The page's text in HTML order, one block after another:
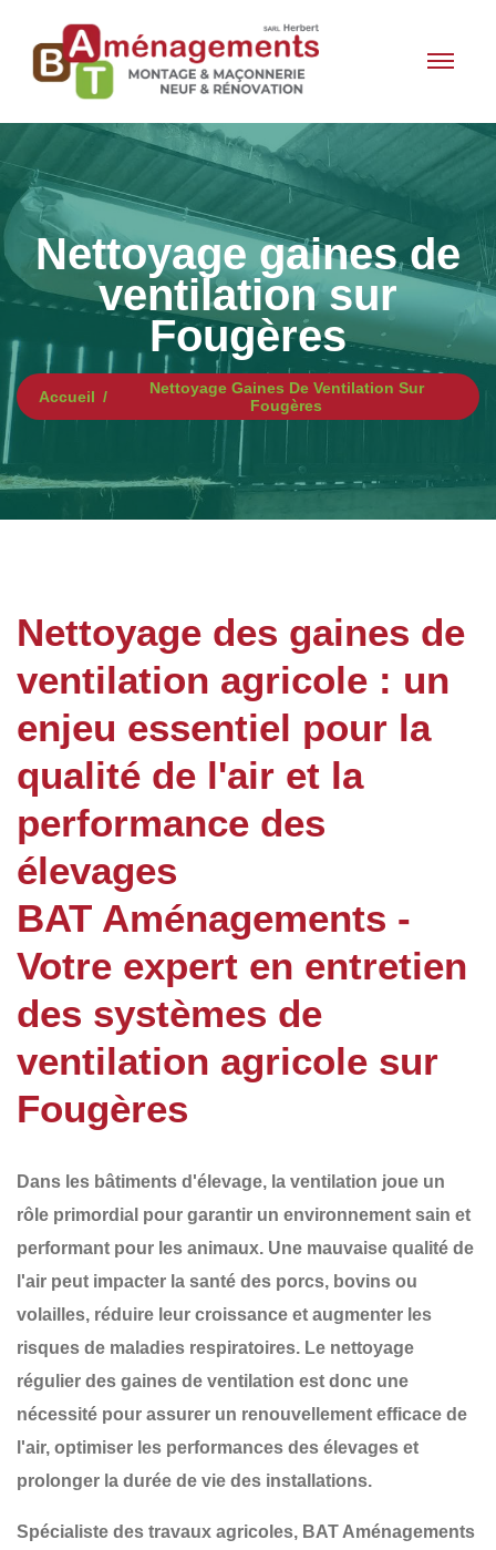
Nettoyage gaines de
ventilation sur
Fougères
Accueil
Nettoyage Gaines De Ventilation Sur
Fougères
Nettoyage des gaines de
ventilation agricole : un
enjeu essentiel pour la
qualité de l'air et la
performance des
élevages
BAT Aménagements -
Votre expert en entretien
des systèmes de
ventilation agricole sur
Fougères
Dans les bâtiments d'élevage, la ventilation joue un
rôle primordial pour garantir un environnement sain et
performant pour les animaux. Une mauvaise qualité de
l'air peut impacter la santé des porcs, bovins ou
volailles, réduire leur croissance et augmenter les
risques de maladies respiratoires. Le nettoyage
régulier des gaines de ventilation est donc une
nécessité pour assurer un renouvellement efficace de
l'air, optimiser les performances des élevages et
prolonger la durée de vie des installations.
Spécialiste des travaux agricoles, BAT Aménagements